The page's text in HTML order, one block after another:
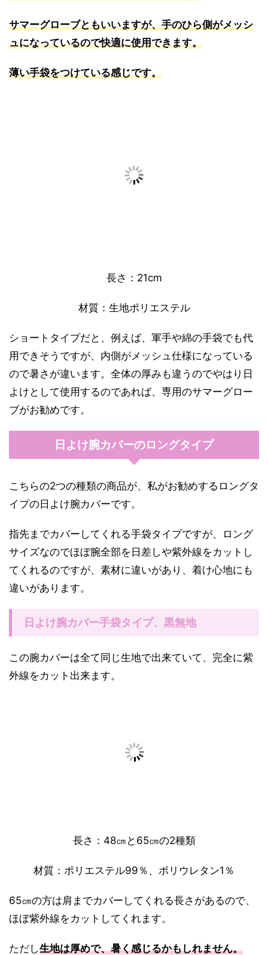
サマーグローブともいいますが、手のひら側がメッシ
ュになっているので快適に使用できます。
薄い手袋をつけている感じです。
長さ：21cm
材質：生地ポリエステル
ショートタイプだと、例えば、軍手や綿の手袋でも代
用できそうですが、内側がメッシュ仕様になっている
ので暑さが違います。全体の厚みも違うのでやはり日
よけとして使用するのであれば、専用のサマーグロー
ブがお勧めです。
日よけ腕カバーのロングタイプ
こちらの2つの種類の商品が、私がお勧めするロングタ
イプの日よけ腕カバーです。
指先までカバーしてくれる手袋タイプですが、ロング
サイズなのでほぼ腕全部を日差しや紫外線をカットし
てくれるのですが、素材に違いがあり、着け心地にも
違いがあります。
日よけ腕カバー手袋タイプ、黒無地
この腕カバーは全て同じ生地で出来ていて、完全に紫
外線をカット出来ます。
長さ：48㎝と65㎝の2種類
材質：ポリエステル99％、ポリウレタン1％
65㎝の方は肩までカバーしてくれる長さがあるので、
ほぼ紫外線をカットしてくれます。
ただし生地は厚めで、暑く感じるかもしれません。